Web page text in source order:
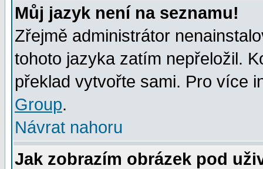
Můj jazyk není na seznamu!
Zřejmě administrátor
tohoto jazyka zatím nepřeložil.
překlad vytvořte sami. Pro více
Group.
Návrat nahoru
Jak zobrazím obrázek pod